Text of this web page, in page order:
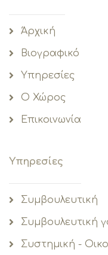
Άρχική
Βιογραφικό
Υπηρεσίες
O Χώρος
Επικοινωνία
Υπηρεσίες
Συμβουλευτική
Συμβουλευτική
Συστημική -